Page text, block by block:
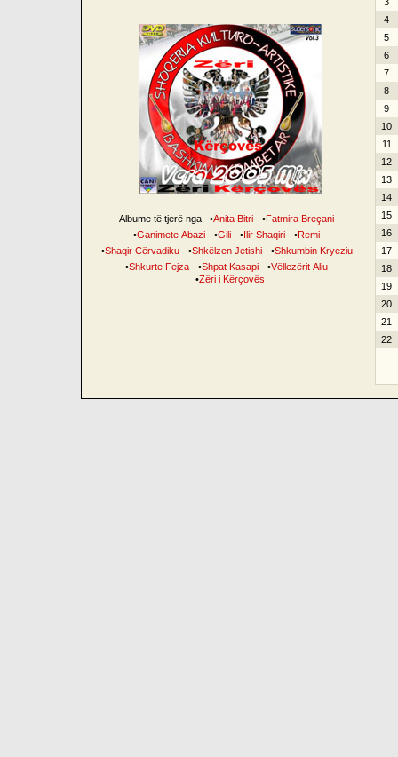
Albume të tjerë nga •Anita Bitri •Fatmira Breçani
•Ganimete Abazi •Gili •Ilir Shaqiri •Remi
•Shaqir Cërvadiku •Shkëlzen Jetishi •Shkumbin Kryeziu
•Shkurte Fejza •Shpat Kasapi •Vëllezërit Aliu
•Zëri i Kërçovës
4
5
6
7
8
9
10
11
12
13
14
15
16
17
18
19
20
21
22